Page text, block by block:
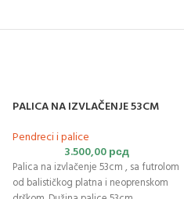
PALICA NA IZVLAČENJE 53CM
Pendreci i palice
3.500,00рсд
Palica na izvlačenje 53cm , sa futrolom
od balističkog platna i neoprenskom